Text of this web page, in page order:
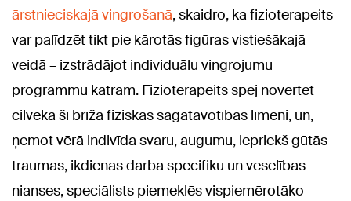
ārstnieciskajā vingrošanā, skaidro, ka fizioterapeits
var palīdzēt tikt pie kārotās figūras vistiešākajā
veidā – izstrādājot individuālu vingrojumu
programmu katram. Fizioterapeits spēj novērtēt
cilvēka šī brīža fiziskās sagatavotības līmeni, un,
ņemot vērā indivīda svaru, augumu, iepriekš gūtās
traumas, ikdienas darba specifiku un veselības
nianses, speciālists piemeklēs vispiemērotāko